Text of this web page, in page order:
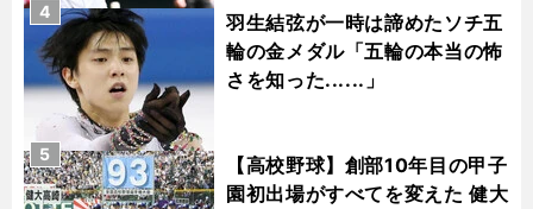
羽生結弦が一時は諦めたソチ五
輪の金メダル「五輪の本当の怖
さを知った......」
4
【高校野球】創部10年目の甲子
園初出場がすべてを変えた 健大
5